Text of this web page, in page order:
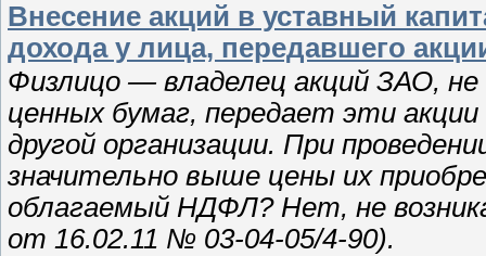
Внесение акций в уставный
дохода у лица, передавшего
Физлицо — владелец акций ЗАО,
ценных бумаг, передает эти
другой организации. При
значительно выше цены их
облагаемый НДФЛ? Нет, не
от 16.02.11 № 03-04-05/4-90).